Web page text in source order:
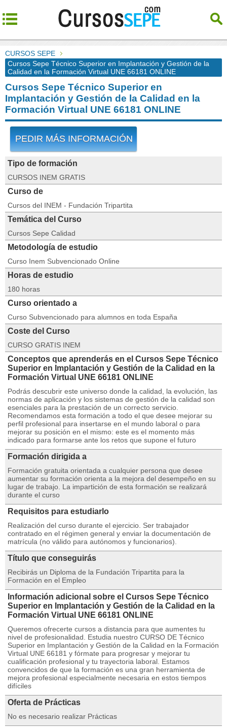
CURSOS SEPE
Cursos Sepe Técnico Superior en Implantación y Gestión de la
Calidad en la Formación Virtual UNE 66181 ONLINE
Cursos Sepe Técnico Superior en
Implantación y Gestión de la Calidad en la
Formación Virtual UNE 66181 ONLINE
PEDIR MÁS INFORMACIÓN
Tipo de formación
CURSOS INEM GRATIS
Curso de
Cursos del INEM - Fundación Tripartita
Temática del Curso
Cursos Sepe Calidad
Metodología de estudio
Curso Inem Subvencionado Online
Horas de estudio
180 horas
Curso orientado a
Curso Subvencionado para alumnos en toda España
Coste del Curso
CURSO GRATIS INEM
Conceptos que aprenderás en el Cursos Sepe Técnico
Superior en Implantación y Gestión de la Calidad en la
Formación Virtual UNE 66181 ONLINE
Podrás descubrir este universo donde la calidad, la evolución, las
normas de aplicación y los sistemas de gestión de la calidad son
esenciales para la prestación de un correcto servicio.
Recomendamos esta formación a todo el que desee mejorar su
perfil profesional para insertarse en el mundo laboral o para
mejorar su posición en el mismo: este es el momento más
indicado para formarse ante los retos que supone el futuro
Formación dirigida a
Formación gratuita orientada a cualquier persona que desee
aumentar su formación orienta a la mejora del desempeño en su
lugar de trabajo. La impartición de esta formación se realizará
durante el curso
Requisitos para estudiarlo
Realización del curso durante el ejercicio. Ser trabajador
contratado en el régimen general y enviar la documentación de
matrícula (no válido para autónomos y funcionarios).
Título que conseguirás
Recibirás un Diploma de la Fundación Tripartita para la
Formación en el Empleo
Información adicional sobre el Cursos Sepe Técnico
Superior en Implantación y Gestión de la Calidad en la
Formación Virtual UNE 66181 ONLINE
Queremos ofrecerte cursos a distancia para que aumentes tu
nivel de profesionalidad. Estudia nuestro CURSO DE Técnico
Superior en Implantación y Gestión de la Calidad en la Formación
Virtual UNE 66181 y fórmate para progresar y mejorar tu
cualificación profesional y tu trayectoria laboral. Estamos
convencidos de que la formación es una gran herramienta de
mejora profesional especialmente necesaria en estos tiempos
difíciles
Oferta de Prácticas
No es necesario realizar Prácticas